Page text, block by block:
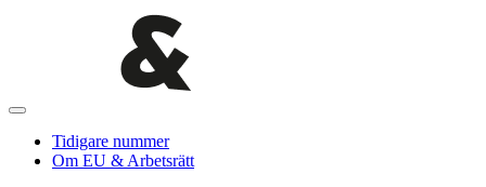
Tidigare nummer
Om EU & Arbetsrätt